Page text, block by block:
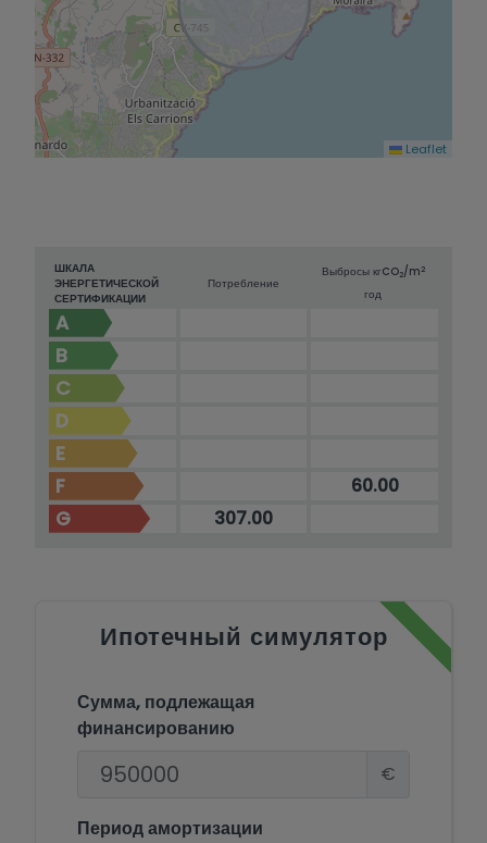
Leaflet
ШКАЛА
ЭНЕРГЕТИЧЕСКОЙ
СЕРТИФИКАЦИИ
Потребление
Выбросы кгCO2/m2
год
A
B
C
D
E
F
60.00
G 307.00
Ипотечный симулятор
Сумма, подлежащая
финансированию
€
Период амортизации